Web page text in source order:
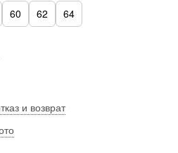
60 62
64
и возврат